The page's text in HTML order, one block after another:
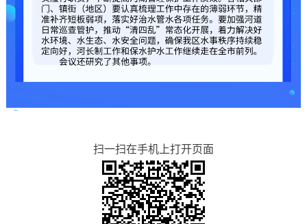
扫一扫在手机上打开页面